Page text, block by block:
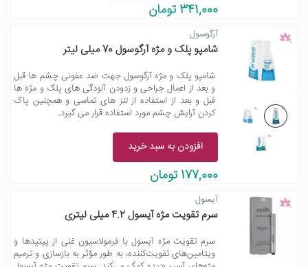
341,000 تومان
آرگوسول
شامپو پلک و مژه آرگوسول 70 میلی لیتر
شامپو پلک و مژه آرگوسول جهت ضد عفونی چشم ها قبل
و بعد از اعمال جراحی و زدودن آلودگی های پلک و مژه ها
قبل و بعد از استفاده از لنز های تماسی و همچنین پاک
کردن آرایش چشم مورد استفاده قرار می گیرد.
افزودن به سبد خرید
177,000 تومان
آیسول
سرم تقویت مژه آیسول 4.2 میلی لیتری
سرم تقویت مژه آیسول با فرمولاسیون غنی از پپتیدها و
ویتامین‌های تقویت‌کننده، به طور مؤثر به بازسازی و ترمیم